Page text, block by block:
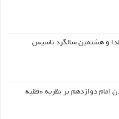
و هشتمین سالگرد تاسیس
امام دوازدهم بر نظریه «فقیه